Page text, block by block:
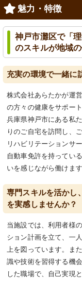
魅力・特徴
神戸市灘区で「
のスキルが地域
充実の環境で一緒に
株式会社あらたかが運
の方々の健康をサポー
兵庫県神戸市にある私
りのご自宅を訪問し、
リハビリテーションサ
自動車免許を持ってい
いを感じながら働けます
専門スキルを活かし
を実感しませんか？
当施設では、利用者様
ション計画を立て、一
上を図っています。ま
識や技術を習得する機
した職場で、自己実現